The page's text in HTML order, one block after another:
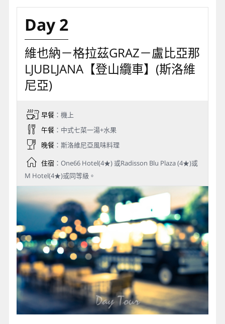
Day 2
維也納－格拉茲GRAZ－盧比亞那
LJUBLJANA【登山纜車】(斯洛維
尼亞)
早餐：機上
午餐：中式七菜一湯+水果
晚餐：斯洛維尼亞風味料理
住宿：One66 Hotel(4★) 或Radisson Blu Plaza (4★)或
M Hotel(4★)或同等級。